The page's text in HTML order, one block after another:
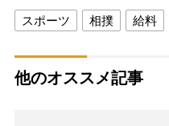
スポーツ 相撲 給料
他のオススメ記事